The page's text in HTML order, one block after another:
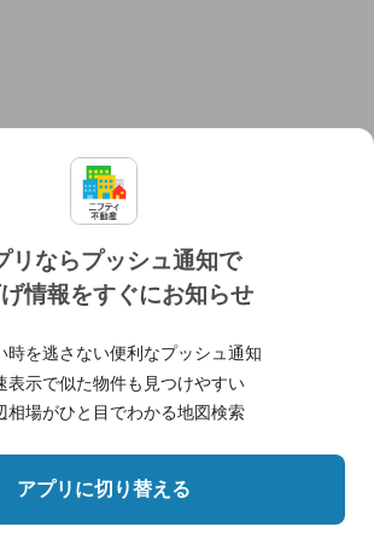
リならプッシュ通知で
情報をすぐにお知らせ
時を逃さない便利なプッシュ通知
表示で似た物件も見つけやすい
相場がひと目でわかる地図検索
アプリに切り替える
報保護ポリシー 利用規約
プ・お問い合わせ 採用情報
©NIFTY Lifestyle Co., Ltd.